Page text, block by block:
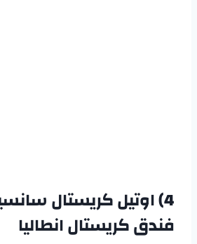
4) اوتيل كريستال
فندق كريستال انطاليا